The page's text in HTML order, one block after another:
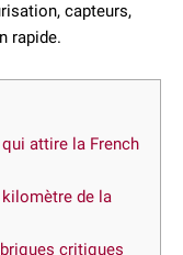
capteurs,
rapide.
attire la French
kilomètre de la
critiques